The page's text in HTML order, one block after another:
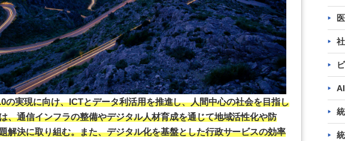
の実現に向け、ICTとデータ利活用を推進し、人間中心の社会を目指し
、通信インフラの整備やデジタル人材育成を通じて地域活性化や防
解決に取り組む。また、デジタル化を基盤とした行政サービスの効率